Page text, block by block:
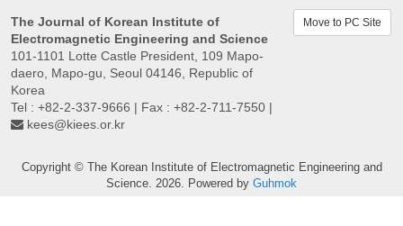
The Journal of Korean Institute of
Electromagnetic Engineering and Science
101-1101 Lotte Castle President, 109 Mapo-
daero, Mapo-gu, Seoul 04146, Republic of
Korea
Tel : +82-2-337-9666 | Fax : +82-2-711-7550 |
kees@kiees.or.kr
Move to PC Site
Copyright © The Korean Institute of Electromagnetic Engineering and
Science. 2026. Powered by Guhmok